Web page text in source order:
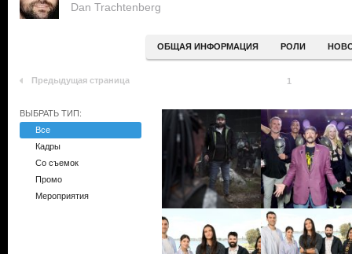
Dan Trachtenberg
ОБЩАЯ ИНФОРМАЦИЯ РОЛИ
Предыдущая страница 1
ВЫБРАТЬ ТИП:
Все
Кадры
Со съемок
Промо
Мероприятия